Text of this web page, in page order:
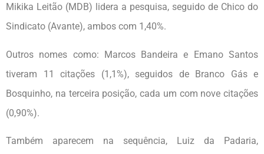
Mikika Leitão (MDB) lidera a pesquisa, seguido de Chico do
Sindicato (Avante), ambos com 1,40%.
Outros nomes como: Marcos Bandeira e Emano Santos
tiveram 11 citações (1,1%), seguidos de Branco Gás e
Bosquinho, na terceira posição, cada um com nove citações
(0,90%).
Também aparecem na sequência, Luiz da Padaria,